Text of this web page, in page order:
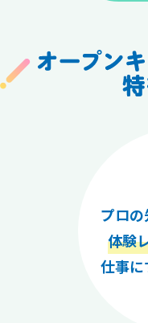
プロ
体験
仕事に